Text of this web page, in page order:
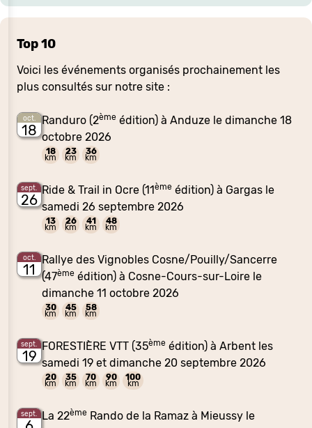
Top 10
Voici les événements organisés prochainement les
plus consultés sur notre site :
oct.
18
Randuro (2ème édition) à Anduze le dimanche 18
octobre 2026
18
km
23
km
36
km
sept.
26
Ride & Trail in Ocre (11ème édition) à Gargas le
samedi 26 septembre 2026
13
km
26
km
41
km
48
km
oct.
11
Rallye des Vignobles Cosne/Pouilly/Sancerre
(47ème édition) à Cosne-Cours-sur-Loire le
dimanche 11 octobre 2026
30
km
45
km
58
km
sept.
19
FORESTIÈRE VTT (35ème édition) à Arbent les
samedi 19 et dimanche 20 septembre 2026
20
km
35
km
70
km
90
km
100
km
sept. La 22ème Rando de la Ramaz à Mieussy le